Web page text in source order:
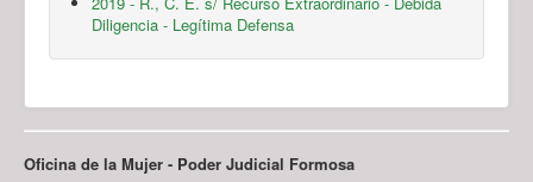
Diligencia - Legítima Defensa
Oficina de la Mujer - Poder Judicial Formosa